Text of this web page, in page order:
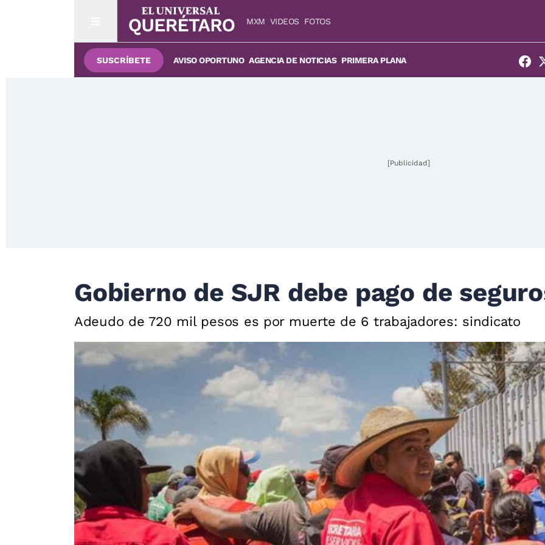
MXM VIDEOS FOTOS
SUSCRÍBETE AVISO OPORTUNO AGENCIA DE NOTICIAS PRIMERA PLANA
[Publicidad]
Gobierno de SJR debe pago de
Adeudo de 720 mil pesos es por muerte de 6 trabajadores: sindicato